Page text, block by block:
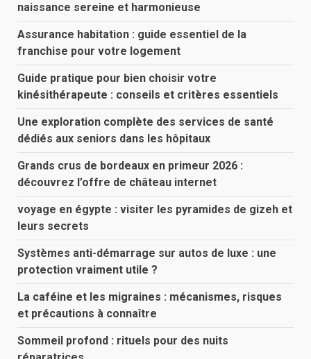
naissance sereine et harmonieuse
Assurance habitation : guide essentiel de la
franchise pour votre logement
Guide pratique pour bien choisir votre
kinésithérapeute : conseils et critères essentiels
Une exploration complète des services de santé
dédiés aux seniors dans les hôpitaux
Grands crus de bordeaux en primeur 2026 :
découvrez l’offre de château internet
voyage en égypte : visiter les pyramides de gizeh et
leurs secrets
Systèmes anti-démarrage sur autos de luxe : une
protection vraiment utile ?
La caféine et les migraines : mécanismes, risques
et précautions à connaître
Sommeil profond : rituels pour des nuits